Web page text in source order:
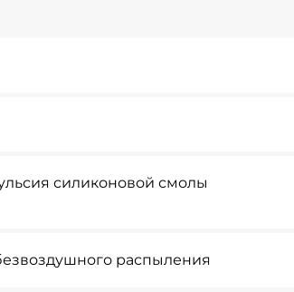
силиконовой смолы
распыления